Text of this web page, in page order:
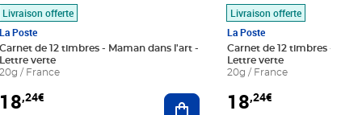
panier
Livraison offerte
La Poste
Carnet de 12 timbres - Maman dans l'art -
Lettre verte
20g / France
18,24€ Ajouter au panier
Livraison offerte
La Poste
Carnet de 12 timbres - Le
Lettre verte
20g / France
18,24€